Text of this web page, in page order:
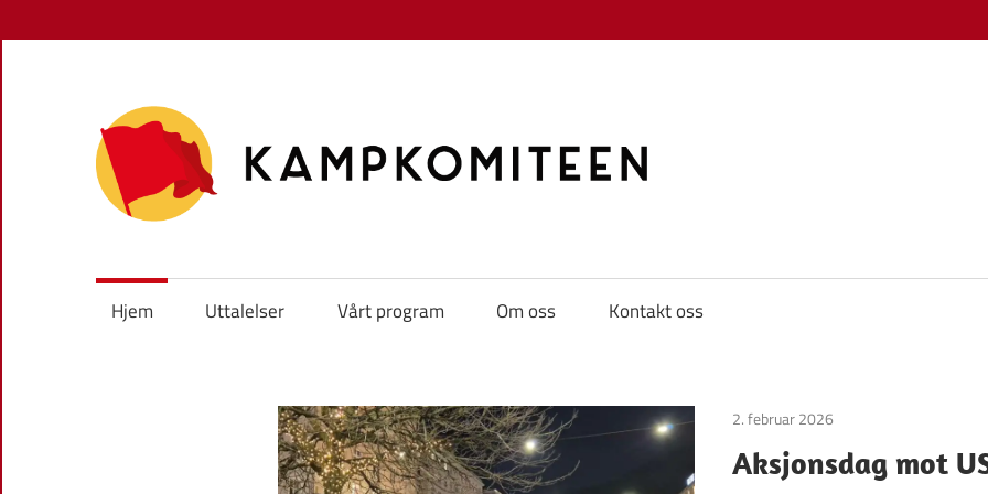
content
Hjem Uttalelser Vårt program Om oss Kontakt oss
2. februar 2026
Aksjonsdag mot